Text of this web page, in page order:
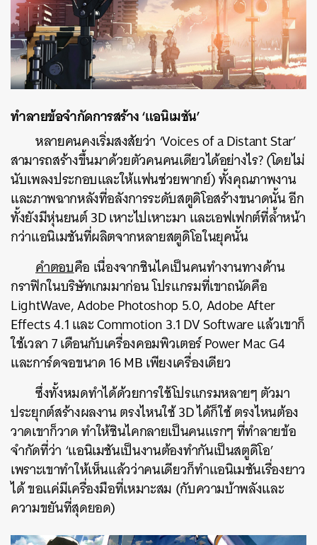
ทำลายข้อจำกัดการสร้าง ‘แอนิเมชัน’
หลายคนคงเริ่มสงสัยว่า ‘Voices of a Distant Star’
สามารถสร้างขึ้นมาด้วยตัวคนคนเดียวได้อย่างไร? (โดยไม่
นับเพลงประกอบและให้แฟนช่วยพากย์) ทั้งคุณภาพงาน
และภาพฉากหลังที่อลังการระดับสตูดิโอสร้างขนาดนั้น อีก
ทั้งยังมีหุ่นยนต์ 3D เหาะไปเหาะมา และเอฟเฟกต์ที่ล้ำหน้า
กว่าแอนิเมชันที่ผลิตจากหลายสตูดิโอในยุคนั้น
คำตอบคือ เนื่องจากชินไคเป็นคนทำงานทางด้าน
กราฟิกในบริษัทเกมมาก่อน โปรแกรมที่เขาถนัดคือ
LightWave, Adobe Photoshop 5.0, Adobe After
Effects 4.1 และ Commotion 3.1 DV Software แล้วเขาก็
ใช้เวลา 7 เดือนกับเครื่องคอมพิวเตอร์ Power Mac G4
และการ์ดจอขนาด 16 MB เพียงเครื่องเดียว
ซึ่งทั้งหมดทำได้ด้วยการใช้โปรแกรมหลายๆ ตัวมา
ประยุกต์สร้างผลงาน ตรงไหนใช้ 3D ได้ก็ใช้ ตรงไหนต้อง
วาดเขาก็วาด ทำให้ชินไคกลายเป็นคนแรกๆ ที่ทำลายข้อ
จำกัดที่ว่า ‘แอนิเมชันเป็นงานต้องทำกันเป็นสตูดิโอ’
เพราะเขาทำให้เห็นแล้วว่าคนเดียวก็ทำแอนิเมชันเรื่องยาว
ได้ ขอแค่มีเครื่องมือที่เหมาะสม (กับความบ้าพลังและ
ความขยันที่สุดยอด)